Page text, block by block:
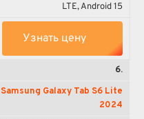
LTE, Android 15
Узнать цену
6.
Samsung Galaxy Tab S6 Lite
2024